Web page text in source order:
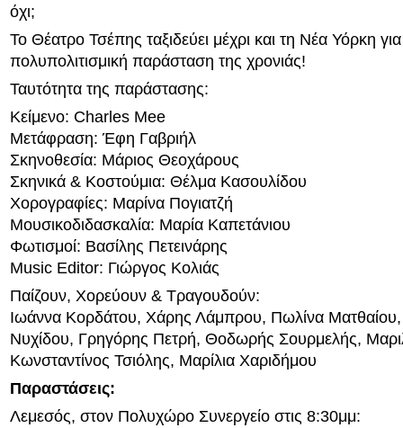
όχι;
Το Θέατρο Τσέπης ταξιδεύει μέχρι και τη Νέα Υόρκη
πολυπολιτισμική παράσταση της χρονιάς!
Ταυτότητα της παράστασης:
Κείμενο: Charles Mee
Μετάφραση: Έφη Γαβριήλ
Σκηνοθεσία: Μάριος Θεοχάρους
Σκηνικά & Κοστούμια: Θέλμα Κασουλίδου
Χορογραφίες: Μαρίνα Πογιατζή
Μουσικοδιδασκαλία: Μαρία Καπετάνιου
Φωτισμοί: Βασίλης Πετεινάρης
Music Editor: Γιώργος Κολιάς
Παίζουν, Χορεύουν & Τραγουδούν:
Ιωάννα Κορδάτου, Χάρης Λάμπρου, Πωλίνα Ματθαίου,
Νυχίδου, Γρηγόρης Πετρή, Θοδωρής Σουρμελής,
Κωνσταντίνος Τσιόλης, Μαρίλια Χαριδήμου
Παραστάσεις:
Λεμεσός, στον Πολυχώρο Συνεργείο στις 8:30μμ: